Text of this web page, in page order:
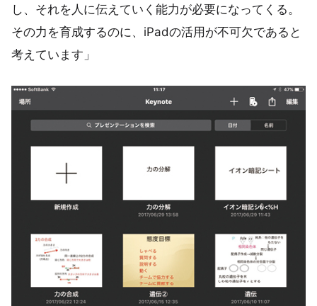
し、それを人に伝えていく能力が必要になってくる。
その力を育成するのに、iPadの活用が不可欠であると
考えています」